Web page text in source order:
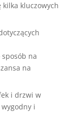
kluczowych
sposób na
na
i drzwi w
i